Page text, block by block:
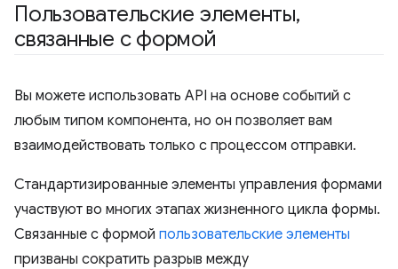
Пользовательские элементы,
связанные с формой
Вы можете использовать API на основе событий с
любым типом компонента, но он позволяет вам
взаимодействовать только с процессом отправки.
Стандартизированные элементы управления формами
участвуют во многих этапах жизненного цикла формы.
Связанные с формой пользовательские элементы
призваны сократить разрыв между